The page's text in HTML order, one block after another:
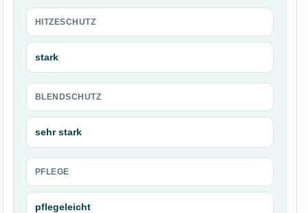
HITZESCHUTZ
stark
BLENDSCHUTZ
sehr stark
PFLEGE
pflegeleicht